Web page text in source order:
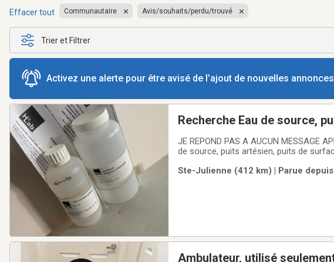
Effacer tout Communautaire Avis/souhaits/perdu/trouvé
Trier et Filtrer
Activez une alerte pour être avisé de l’ajout de nouvelles annonces
Recherche Eau de source,
JE REPOND PAS A AUCUN MESSAGE
de source, puits artésien, puits de
remplir un conteneur de 18
Ste-Julienne (412 km) | Parue
Ambulateur, utilisé